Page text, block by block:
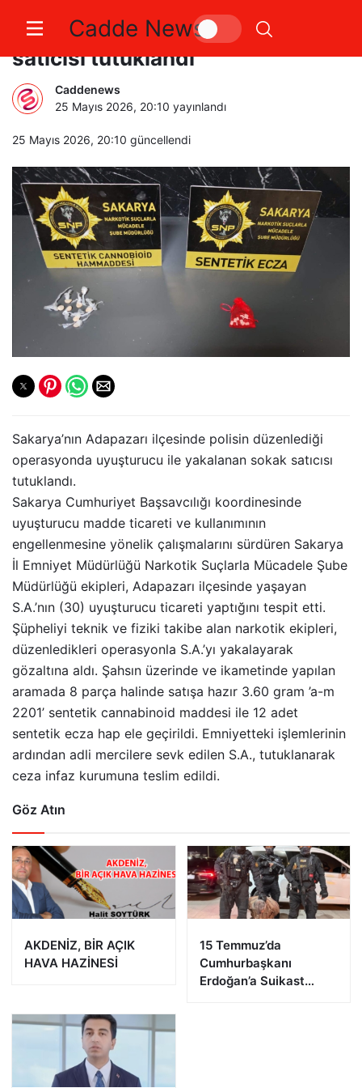
Cadde News
Uyuşturucu ile yakalanan sokak
satıcısı tutuklandı
Caddenews
25 Mayıs 2026, 20:10 yayınlandı
25 Mayıs 2026, 20:10 güncellendi
Sakarya’nın Adapazarı ilçesinde polisin düzenlediği
operasyonda uyuşturucu ile yakalanan sokak satıcısı
tutuklandı.
Sakarya Cumhuriyet Başsavcılığı koordinesinde
uyuşturucu madde ticareti ve kullanımının
engellenmesine yönelik çalışmalarını sürdüren Sakarya
İl Emniyet Müdürlüğü Narkotik Suçlarla Mücadele Şube
Müdürlüğü ekipleri, Adapazarı ilçesinde yaşayan
S.A.’nın (30) uyuşturucu ticareti yaptığını tespit etti.
Şüpheliyi teknik ve fiziki takibe alan narkotik ekipleri,
düzenledikleri operasyonla S.A.’yı yakalayarak
gözaltına aldı. Şahsın üzerinde ve ikametinde yapılan
aramada 8 parça halinde satışa hazır 3.60 gram ’a-m
2201’ sentetik cannabinoid maddesi ile 12 adet
sentetik ecza hap ele geçirildi. Emniyetteki işlemlerinin
ardından adli mercilere sevk edilen S.A., tutuklanarak
ceza infaz kurumuna teslim edildi.
Göz Atın
AKDENİZ, BİR AÇIK
HAVA HAZİNESİ
15 Temmuz’da
Cumhurbaşkanı
Erdoğan’a Suikast